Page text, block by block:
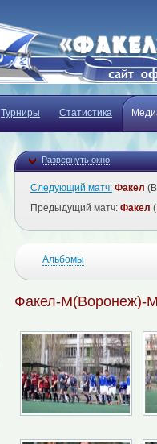
Турниры Статистика
Развернуть окно
Следующий матч: Факел
Предыдущий матч: Факел
Альбомы
Факел-М(Воронеж)-